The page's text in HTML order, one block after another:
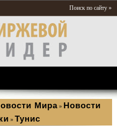
Поиск по сайту »
Мира » Новости
» Тунис